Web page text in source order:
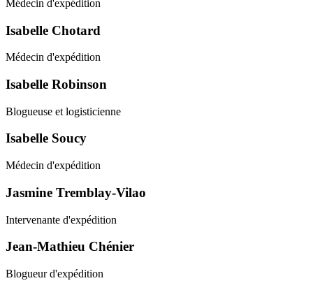
Médecin d'expédition
Isabelle Chotard
Médecin d'expédition
Isabelle Robinson
Blogueuse et logisticienne
Isabelle Soucy
Médecin d'expédition
Jasmine Tremblay-Vilao
Intervenante d'expédition
Jean-Mathieu Chénier
Blogueur d'expédition